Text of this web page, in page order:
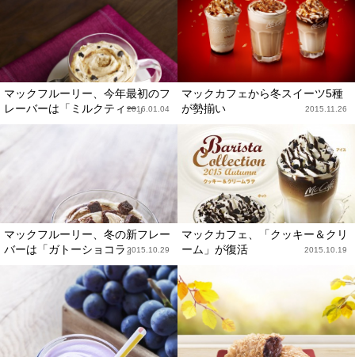
マックフルーリー、今年最初のフ
レーバーは「ミルクティー」2016.01.04
マックカフェから冬スイーツ5種
が勢揃い
2015.11.26
マックフルーリー、冬の新フレー
バーは「ガトーショコラ」2015.10.29
マックカフェ、「クッキー＆クリ
ーム」が復活
2015.10.19